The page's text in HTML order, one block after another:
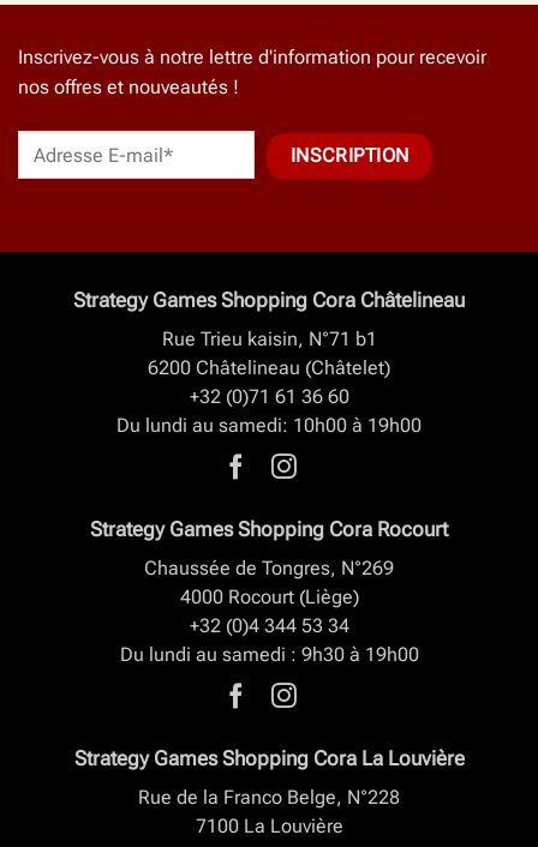
Inscrivez-vous à notre lettre d'information pour recevoir
nos offres et nouveautés !
Strategy Games Shopping Cora Châtelineau
Rue Trieu kaisin, N°71 b1
6200 Châtelineau (Châtelet)
+32 (0)71 61 36 60
Du lundi au samedi: 10h00 à 19h00
Strategy Games Shopping Cora Rocourt
Chaussée de Tongres, N°269
4000 Rocourt (Liège)
+32 (0)4 344 53 34
Du lundi au samedi : 9h30 à 19h00
Strategy Games Shopping Cora La Louvière
Rue de la Franco Belge, N°228
7100 La Louvière